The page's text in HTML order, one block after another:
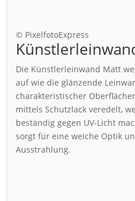
© PixelfotoExpress
Die Künstlerleinwand Matt
auf wie die glänzende
charakteristischer
mittels Schutzlack veredelt,
beständig gegen UV-Licht
sorgt für eine weiche Optik
Ausstrahlung.